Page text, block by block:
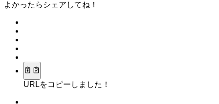
よかったらシェアしてね！
URLをコピーしました！